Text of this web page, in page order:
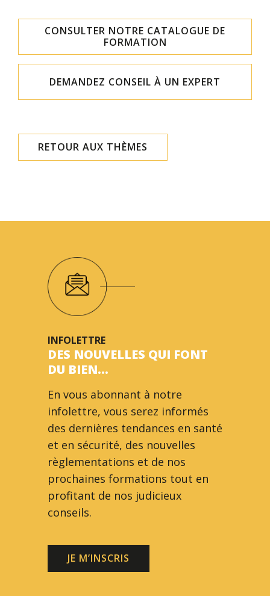
FORMATION EN ENTREPRISE
CONSULTER NOTRE CATALOGUE DE
FORMATION
DEMANDEZ CONSEIL À UN EXPERT
RETOUR AUX THÈMES
INFOLETTRE
DES NOUVELLES QUI FONT
DU BIEN…
En vous abonnant à notre
infolettre, vous serez informés
des dernières tendances en santé
et en sécurité, des nouvelles
règlementations et de nos
prochaines formations tout en
profitant de nos judicieux
conseils.
JE M’INSCRIS